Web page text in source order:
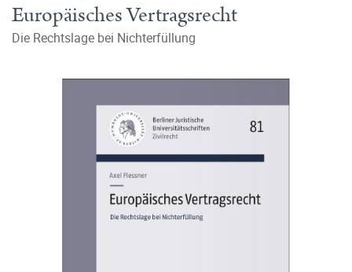
Europäisches Vertragsrecht
Die Rechtslage bei Nichterfüllung